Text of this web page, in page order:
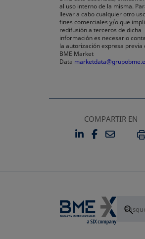
al uso interno de la misma.
llevar a cabo cualquier otro
fines comerciales y/o que
redifusión a terceros de dicha
información es necesario
la autorización expresa previa
BME Market
Data
COMPARTIR EN
LINKEDIN
SE ABRE
SE